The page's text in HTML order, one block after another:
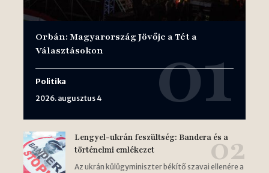
Orbán: Magyarország Jövője a Tét a
Választásokon
Politika
2026. augusztus 4
Lengyel-ukrán feszültség: Bandera és a
történelmi emlékezet
Az ukrán külügyminiszter békítő szavai ellenére a